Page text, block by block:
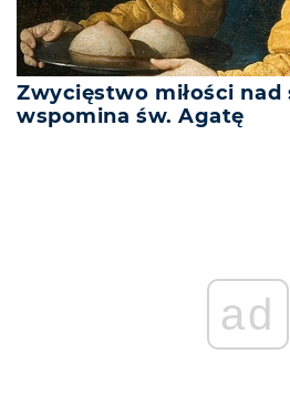
Zwycięstwo miłości nad
wspomina św. Agatę
ad